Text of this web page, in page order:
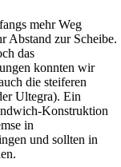
mehr Weg
Abstand zur Scheibe.
das
konnten wir
die steiferen
Ultegra). Ein
Konstruktion
in
und sollten in